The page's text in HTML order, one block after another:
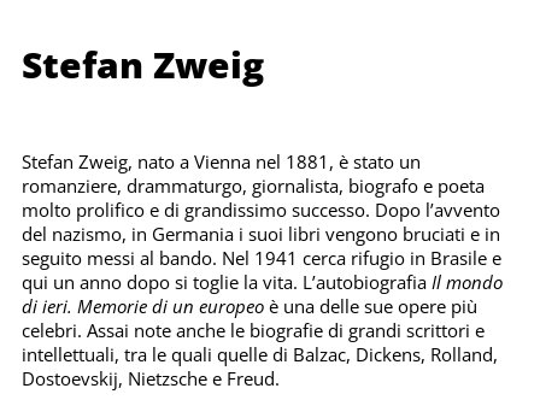
Stefan Zweig
Stefan Zweig, nato a Vienna nel 1881, è stato un
romanziere, drammaturgo, giornalista, biografo e poeta
molto prolifico e di grandissimo successo. Dopo l’avvento
del nazismo, in Germania i suoi libri vengono bruciati e in
seguito messi al bando. Nel 1941 cerca rifugio in Brasile e
qui un anno dopo si toglie la vita. L’autobiografia Il mondo
di ieri. Memorie di un europeoè una delle sue opere più
celebri. Assai note anche le biografie di grandi scrittori e
intellettuali, tra le quali quelle di Balzac, Dickens, Rolland,
Dostoevskij, Nietzsche e Freud.